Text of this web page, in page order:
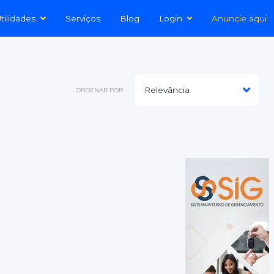
Serviços Blog Login Anuncie aqui
ORDENAR POR: